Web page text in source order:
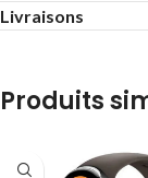
Livraisons
Produits